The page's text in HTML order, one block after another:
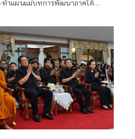
-ทำแผนแม่บทการพัฒนาภาคใต้